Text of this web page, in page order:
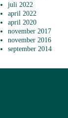
juli 2022
april 2022
april 2020
november 2017
november 2016
september 2014